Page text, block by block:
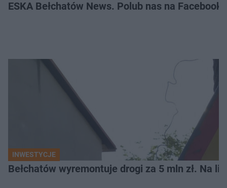
ESKA Bełchatów News. Polub nas na
INWESTYCJE
Bełchatów wyremontuje drogi za 5 mln zł. Na